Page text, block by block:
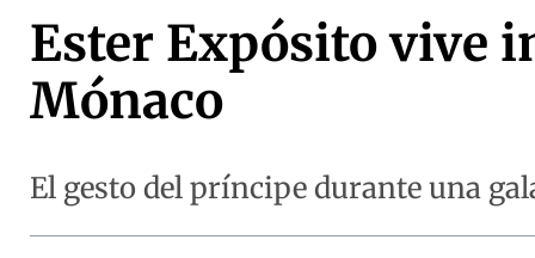
Ester Expósito vive
Mónaco
El gesto del príncipe durante una